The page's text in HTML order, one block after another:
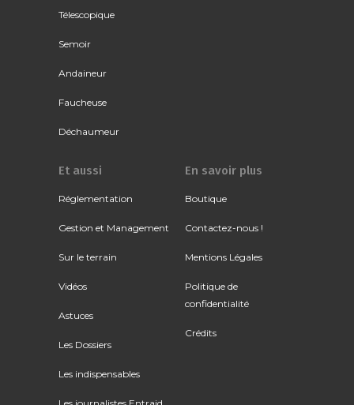
Télescopique
Semoir
Andaineur
Faucheuse
Déchaumeur
Et aussi
Réglementation
Gestion et Management
Sur le terrain
Vidéos
Astuces
Les Dossiers
Les indispensables
En savoir plus
Boutique
Contactez-nous !
Mentions Légales
Politique de
confidentialité
Crédits